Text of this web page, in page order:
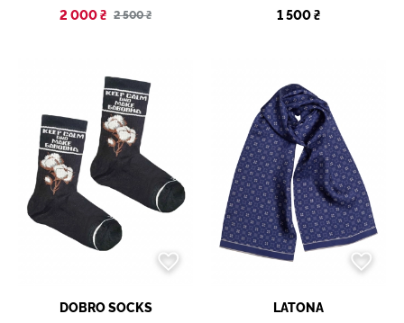
2 000 ₴ 2 500 ₴ 1 500 ₴
DOBRO SOCKS LATONA